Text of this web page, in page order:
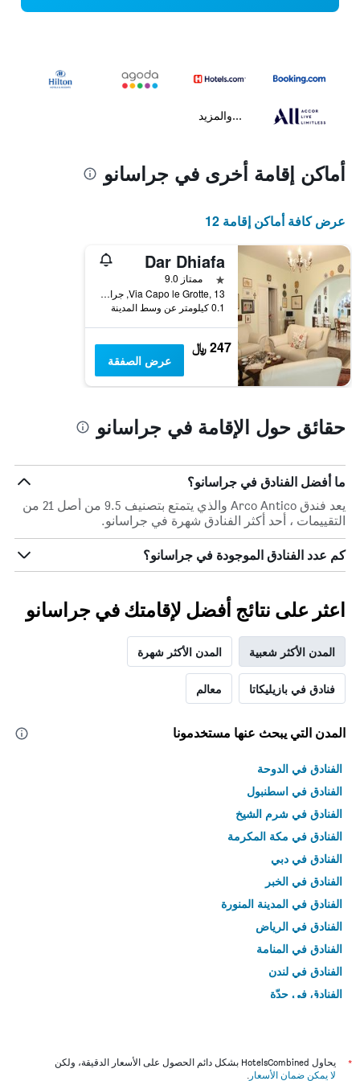
...والمزيد
أماكن إقامة أخرى في جراسانو
عرض كافة أماكن إقامة 12
Dar Dhiafa
نجمة واحدة
ممتاز 9.0
Via Capo le Grotte, 13, جراسانو, مقاطعة ماتيرا, إيطاليا
0.1 كيلومتر عن وسط المدينة
247 ﷼
عرض الصفقة
حقائق حول الإقامة في جراسانو
ما أفضل الفنادق في جراسانو؟
يعد فندق Arco Antico والذي يتمتع بتصنيف 9.5 من أصل 21 من
التقييمات ، أحد أكثر الفنادق شهرة في جراسانو.
كم عدد الفنادق الموجودة في جراسانو؟
اعثر على نتائج أفضل لإقامتك في جراسانو
المدن الأكثر شعبية المدن الأكثر شهرة
فنادق في بازيليكاتا معالم
المدن التي يبحث عنها مستخدمونا
الفنادق في الدوحة
الفنادق في اسطنبول
الفنادق في شرم الشيخ
الفنادق في مكة المكرمة
الفنادق في دبي
الفنادق في الخبر
الفنادق في المدينة المنورة
الفنادق في الرياض
الفنادق في المنامة
الفنادق في لندن
الفنادق في جدّة
*
يحاول HotelsCombined بشكل دائم الحصول على الأسعار الدقيقة، ولكن
لا يمكن ضمان الأسعار .